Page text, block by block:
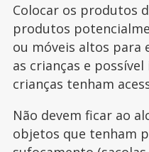
Colocar os produtos
produtos
ou móveis altos para
as crianças e
crianças tenham
Não devem ficar ao
objetos que tenham